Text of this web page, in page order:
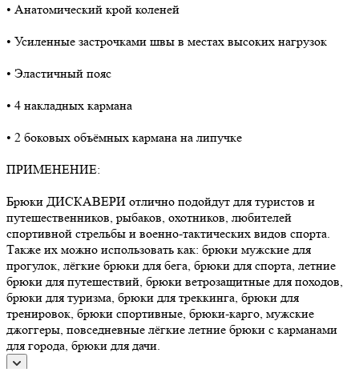
• Анатомический крой коленей
• Усиленные застрочками швы в местах высоких нагрузок
• Эластичный пояс
• 4 накладных кармана
• 2 боковых объёмных кармана на липучке
ПРИМЕНЕНИЕ:
Брюки ДИСКАВЕРИ отлично подойдут для туристов и
путешественников, рыбаков, охотников, любителей
спортивной стрельбы и военно-тактических видов спорта.
Также их можно использовать как: брюки мужские для
прогулок, лёгкие брюки для бега, брюки для спорта, летние
брюки для путешествий, брюки ветрозащитные для походов,
брюки для туризма, брюки для треккинга, брюки для
тренировок, брюки спортивные, брюки-карго, мужские
джоггеры, повседневные лёгкие летние брюки с карманами
для города, брюки для дачи.